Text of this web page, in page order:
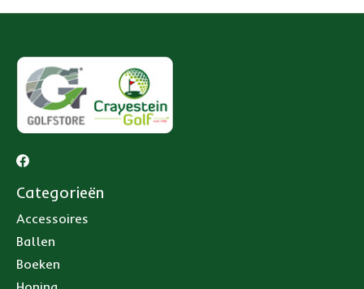
Categorieën
Accessoires
Ballen
Boeken